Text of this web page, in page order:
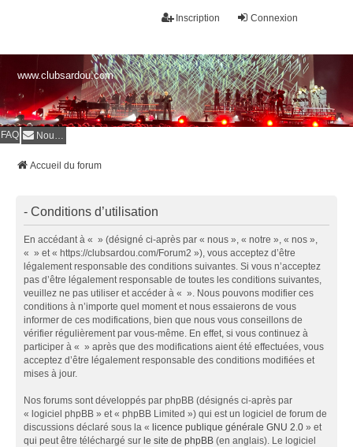
Connexion
Inscription
www.clubsardou.com
FAQ Nous contacter
Accueil du forum
- Conditions d’utilisation
En accédant à « » (désigné ci-après par « nous », « notre », « nos »,
« » et « https://clubsardou.com/Forum2 »), vous acceptez d’être
légalement responsable des conditions suivantes. Si vous n’acceptez
pas d’être légalement responsable de toutes les conditions suivantes,
veuillez ne pas utiliser et accéder à « ». Nous pouvons modifier ces
conditions à n’importe quel moment et nous essaierons de vous
informer de ces modifications, bien que nous vous conseillons de
vérifier régulièrement par vous-même. En effet, si vous continuez à
participer à « » après que des modifications aient été effectuées, vous
acceptez d’être légalement responsable des conditions modifiées et
mises à jour.
Nos forums sont développés par phpBB (désignés ci-après par
« logiciel phpBB » et « phpBB Limited ») qui est un logiciel de forum de
discussions déclaré sous la « licence publique générale GNU 2.0 » et
qui peut être téléchargé sur le site de phpBB (en anglais). Le logiciel